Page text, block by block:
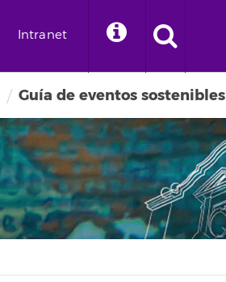
Intranet
Guía de eventos sostenibles